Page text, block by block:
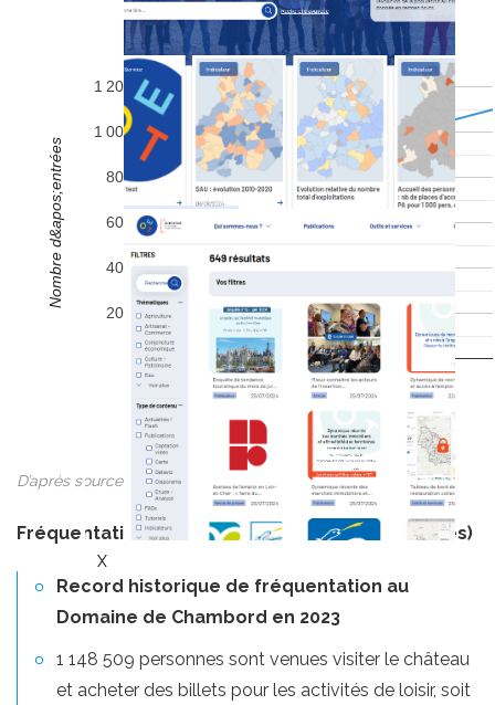
2016 2017 2018
0
200 000
400 000
600 000
800 000
1 000 000
1 200 000
Nombre d&apos;entrées
D’après source : Enquête Observatoire/ADT/CRT
Fréquentation 2023 : 1 148 509 (château + activités)
Record historique de fréquentation au
Domaine de Chambord en 2023
1 148 509 personnes sont venues visiter le château
et acheter des billets pour les activités de loisir, soit